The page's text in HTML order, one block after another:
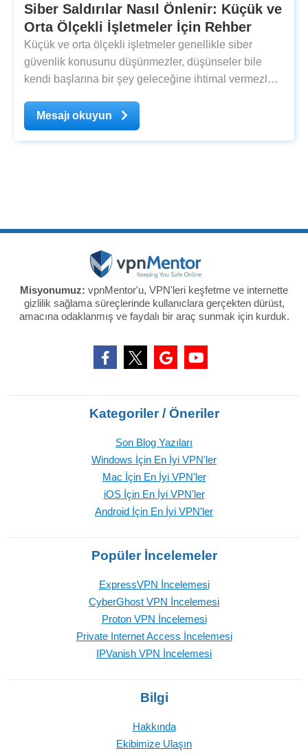
Siber Saldırılar Nasıl Önlenir: Küçük ve
Orta Ölçekli İşletmeler İçin Rehber
Küçük ve orta ölçekli işletmeler genellikle siber
güvenlik konusunu düşünmezler, düşünseler bile
kendi başlarına bir şey geleceğine ihtimal vermezler.
Mesajı okuyun
Misyonumuz: vpnMentor'u, VPN'leri keşfetme ve internette
gizlilik sağlama süreçlerinde kullanıclara gerçekten dürüst,
amacına odaklanmış ve faydalı bir araç sunmak için kurduk.
Kategoriler / Öneriler
Son Blog Yazıları
Windows İçin En İyi VPN'ler
Mac İçin En İyi VPN'ler
iOS İçin En İyi VPN'ler
Android İçin En İyi VPN'ler
Popüler İncelemeler
ExpressVPN İncelemesi
CyberGhost VPN İncelemesi
Proton VPN İncelemesi
Private Internet Access İncelemesi
IPVanish VPN İncelemesi
Bilgi
Hakkında
Ekibimize Ulaşın